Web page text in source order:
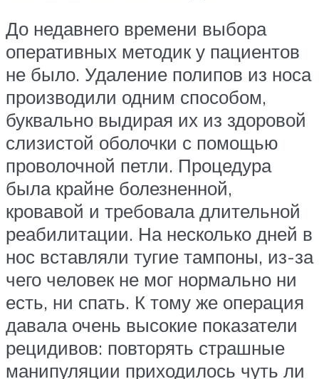
До недавнего времени выбора
оперативных методик у пациентов
не было. Удаление полипов из носа
производили одним способом,
буквально выдирая их из здоровой
слизистой оболочки с помощью
проволочной петли. Процедура
была крайне болезненной,
кровавой и требовала длительной
реабилитации. На несколько дней в
нос вставляли тугие тампоны, из-за
чего человек не мог нормально ни
есть, ни спать. К тому же операция
давала очень высокие показатели
рецидивов: повторять страшные
манипуляции приходилось чуть ли